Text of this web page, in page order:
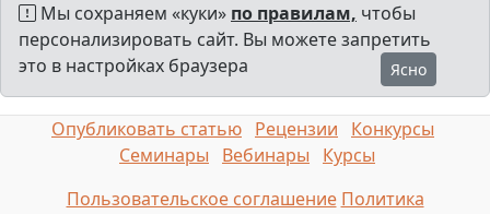
Мы сохраняем «куки» по правилам, чтобы
персонализировать сайт. Вы можете запретить
это в настройках браузера
Ясно
Опубликовать статью Рецензии
Конкурсы
Семинары
Вебинары
Курсы
Пользовательское соглашение Политика